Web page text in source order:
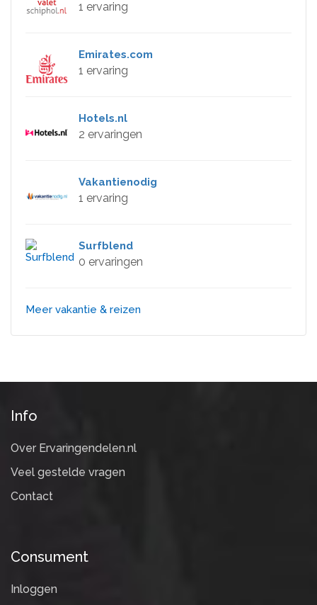
1 ervaring
Emirates.com
1 ervaring
Hotels.nl
2 ervaringen
Vakantienodig
1 ervaring
Surfblend
0 ervaringen
Meer vakantie & reizen
Info
Over Ervaringendelen.nl
Veel gestelde vragen
Contact
Consument
Inloggen